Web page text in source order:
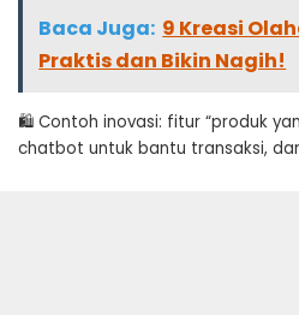
Baca Juga: 9 Kreasi
Praktis dan Bikin Nagih!
🛍️ Contoh inovasi: fitur “produk
chatbot untuk bantu transaksi,